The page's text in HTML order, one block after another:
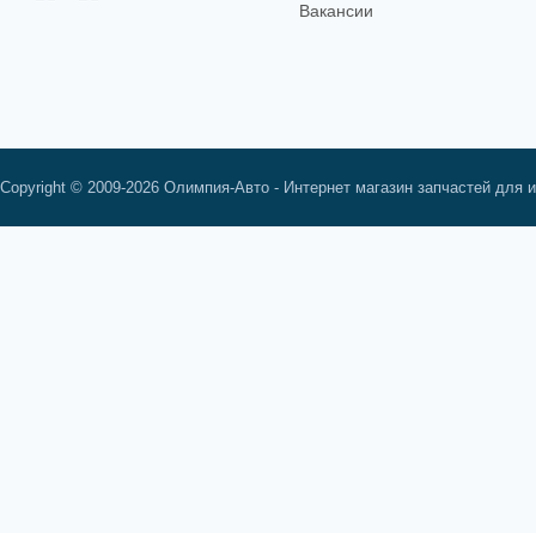
Вакансии
Copyright © 2009-2026 Олимпия-Авто - Интернет магазин запчастей для